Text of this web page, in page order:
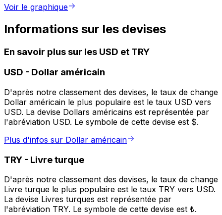
Voir le graphique
Informations sur les devises
En savoir plus sur les USD et TRY
USD - Dollar américain
D'après notre classement des devises, le taux de change
Dollar américain le plus populaire est le taux USD vers
USD. La devise Dollars américains est représentée par
l'abréviation USD. Le symbole de cette devise est $.
Plus d'infos sur Dollar américain
TRY - Livre turque
D'après notre classement des devises, le taux de change
Livre turque le plus populaire est le taux TRY vers USD.
La devise Livres turques est représentée par
l'abréviation TRY. Le symbole de cette devise est ₺.